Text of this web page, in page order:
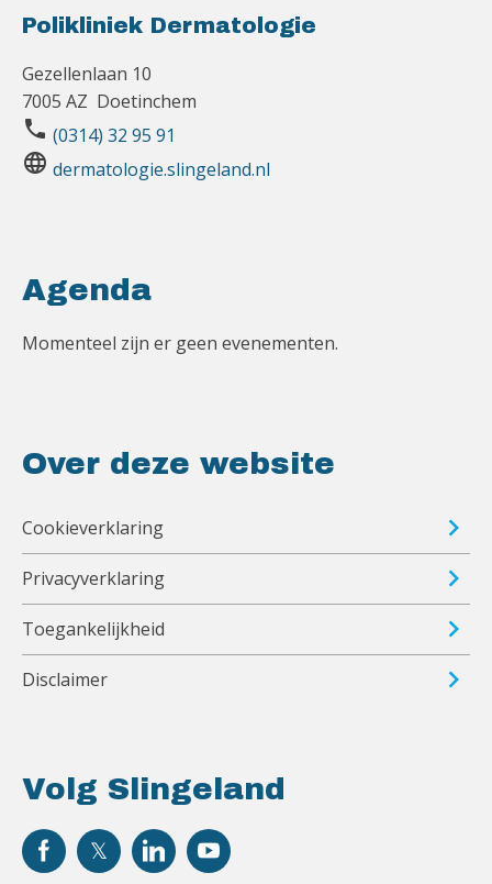
Polikliniek Dermatologie
Gezellenlaan 10
7005 AZ Doetinchem
phone (0314) 32 95 91
language dermatologie.slingeland.nl
Volg Slingeland
Agenda
Momenteel zijn er geen evenementen.
Over deze website
Cookieverklaring
Privacyverklaring
Toegankelijkheid
Disclaimer